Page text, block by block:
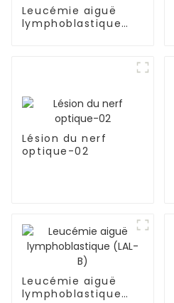
Leucémie aiguë
lymphoblastique
Lésion du nerf
optique-02
Leucémie aiguë
lymphoblastique